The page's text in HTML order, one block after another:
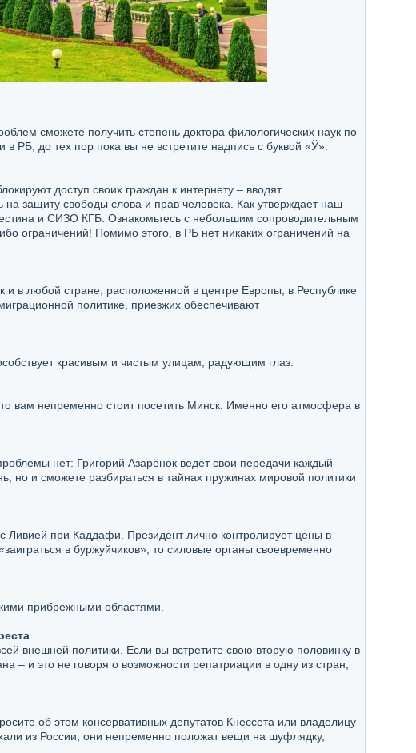
сможете получить степень доктора филологических наук по
РБ, до тех пор пока вы не встретите надпись с буквой «Ў».
доступ своих граждан к интернету – вводят
на защиту свободы слова и прав человека. Как утверждает наш
и СИЗО КГБ. Ознакомьтесь с небольшим сопроводительным
ограничений! Помимо этого, в РБ нет никаких ограничений на
и в любой стране, расположенной в центре Европы, в Республике
политике, приезжих обеспечивают
красивым и чистым улицам, радующим глаз.
вам непременно стоит посетить Минск. Именно его атмосфера в
нет: Григорий Азарёнок ведёт свои передачи каждый
но и сможете разбираться в тайнах пружинах мировой политики
Ливией при Каддафи. Президент лично контролирует цены в
в буржуйчиков», то силовые органы своевременно
прибрежными областями.
внешней политики. Если вы встретите свою вторую половинку в
– и это не говоря о возможности репатриации в одну из стран,
об этом консервативных депутатов Кнессета или владелицу
из России, они непременно положат вещи на шуфлядку,